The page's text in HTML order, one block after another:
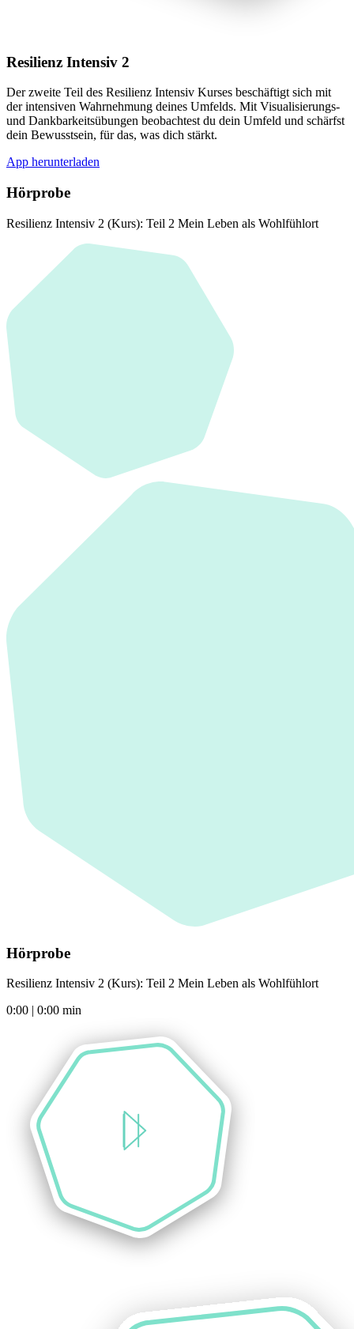
Resilienz Intensiv 2
Der zweite Teil des Resilienz Intensiv Kurses beschäftigt sich mit
der intensiven Wahrnehmung deines Umfelds. Mit Visualisierungs-
und Dankbarkeitsübungen beobachtest du dein Umfeld und schärfst
dein Bewusstsein, für das, was dich stärkt.
App herunterladen
Hörprobe
Resilienz Intensiv 2 (Kurs): Teil 2 Mein Leben als Wohlfühlort
Hörprobe
Resilienz Intensiv 2 (Kurs): Teil 2 Mein Leben als Wohlfühlort
0:00 | 0:00 min